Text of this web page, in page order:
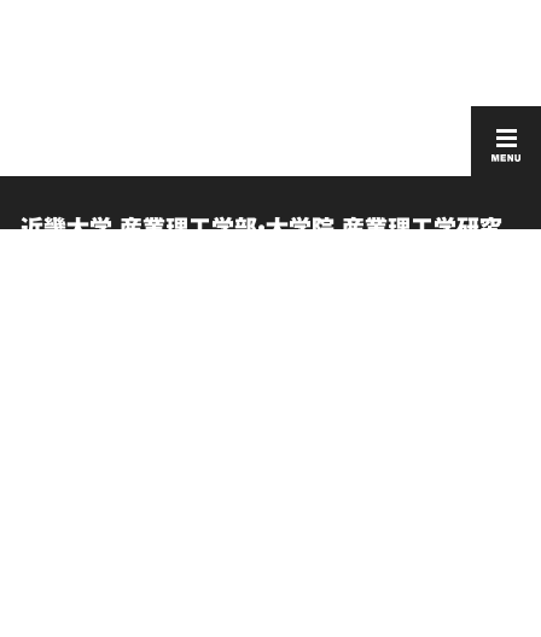
近畿大学 産業理工学部・大学院 産業理工学研究